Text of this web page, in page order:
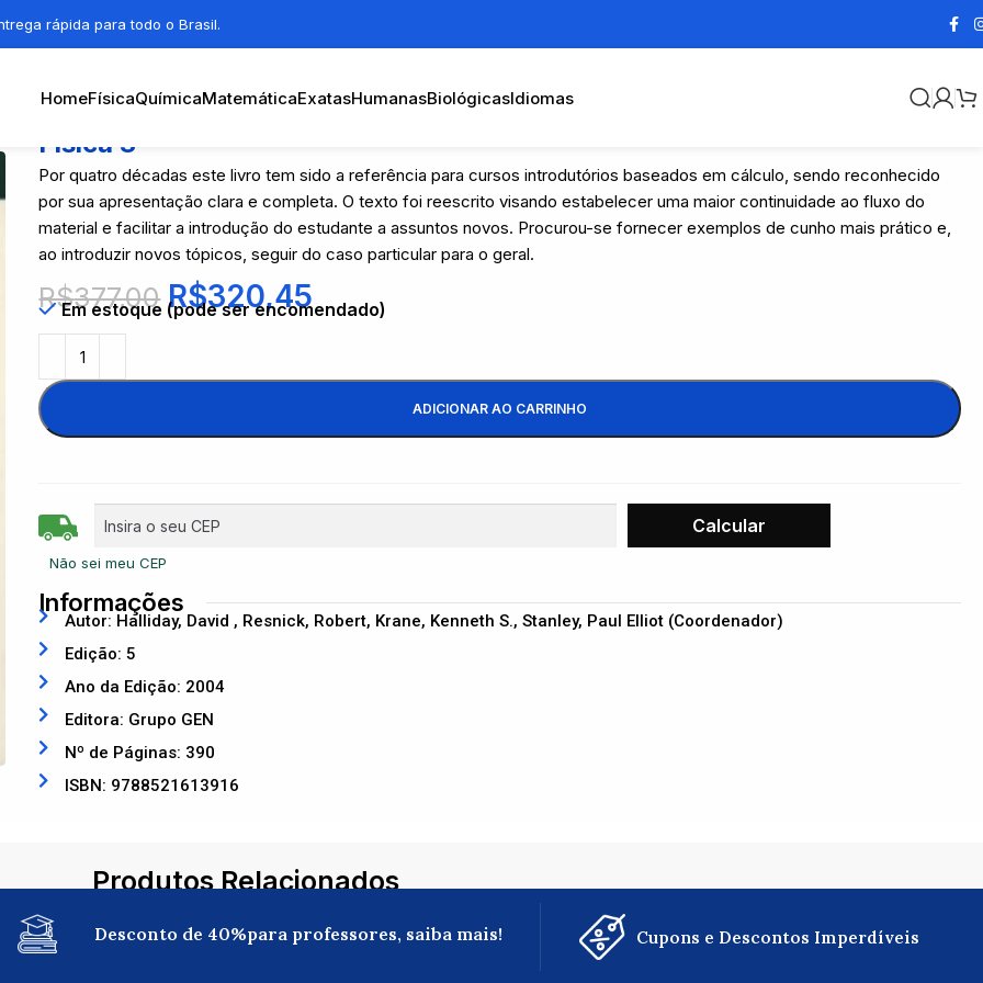
rápida para todo o Brasil.
HomeFísicaQuímicaMatemáticaExatasHumanasBiológicasIdiomas
Física 3
Por quatro décadas este livro tem sido a referência para cursos introdutórios baseados em cálculo, sendo reconhecido
por sua apresentação clara e completa. O texto foi reescrito visando estabelecer uma maior continuidade ao fluxo do
material e facilitar a introdução do estudante a assuntos novos. Procurou-se fornecer exemplos de cunho mais prático e,
ao introduzir novos tópicos, seguir do caso particular para o geral.
R$377,00 R$320,45
Em estoque (pode ser encomendado)
ADICIONAR AO CARRINHO
Não sei meu CEP
Informações
Autor: Halliday, David , Resnick, Robert, Krane, Kenneth S., Stanley, Paul Elliot (Coordenador)
Edição: 5
Ano da Edição: 2004
Editora: Grupo GEN
Nº de Páginas: 390
ISBN: 9788521613916
Produtos Relacionados
Desconto de 40%para professores, saiba mais! Cupons e Descontos Imperdíveis